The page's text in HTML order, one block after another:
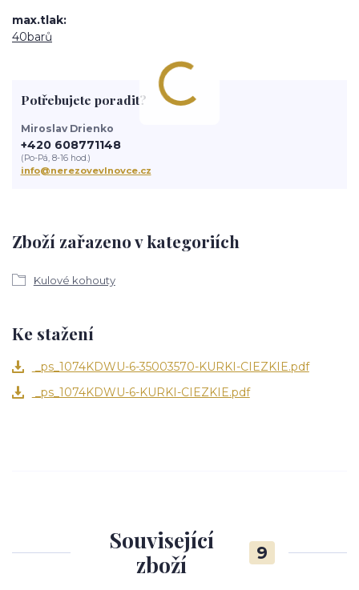
max.tlak
40barů
Zboží zařazeno v kategoriích
Kulové kohouty
Potřebujete poradit?
Miroslav Drienko
+420 608771148
(Po-Pá, 8-16 hod.)
info@nerezovevlnovce.cz
Ke stažení
_ps_1074KDWU-6-35003570-KURKI-CIEZKIE.pdf
_ps_1074KDWU-6-KURKI-CIEZKIE.pdf
Související
zboží
9